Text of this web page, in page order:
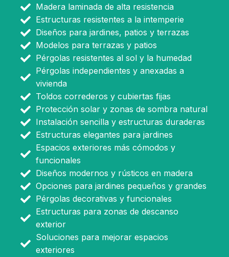
Madera laminada de alta resistencia
Estructuras resistentes a la intemperie
Diseños para jardines, patios y terrazas
Modelos para terrazas y patios
Pérgolas resistentes al sol y la humedad
Pérgolas independientes y anexadas a
vivienda
Toldos correderos y cubiertas fijas
Protección solar y zonas de sombra natural
Instalación sencilla y estructuras duraderas
Estructuras elegantes para jardines
Espacios exteriores más cómodos y
funcionales
Diseños modernos y rústicos en madera
Opciones para jardines pequeños y grandes
Pérgolas decorativas y funcionales
Estructuras para zonas de descanso
exterior
Soluciones para mejorar espacios
exteriores